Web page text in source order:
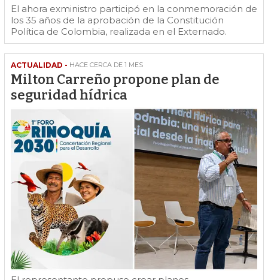
El ahora exministro participó en la conmemoración de
los 35 años de la aprobación de la Constitución
Política de Colombia, realizada en el Externado.
ACTUALIDAD - HACE CERCA DE 1 MES
Milton Carreño propone plan de
seguridad hídrica